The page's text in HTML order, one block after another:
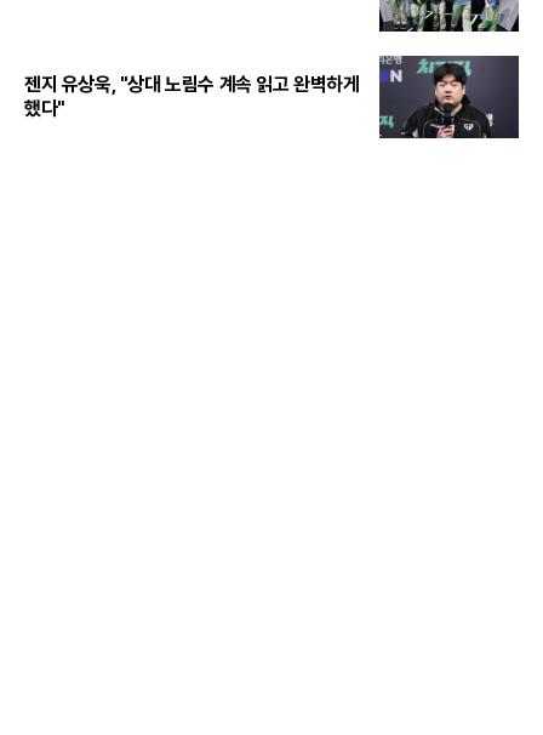
젠지 유상욱, "상대 노림수 계속 읽고 완벽하게
했다"